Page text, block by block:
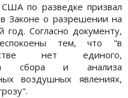
по разведке призвал
Законе о разрешении на
Согласно документу,
тем, что "в
нет единого,
сбора и анализа
воздушных явлениях,